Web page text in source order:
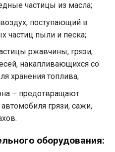
частицы из масла;
поступающий в
частиц пыли и песка;
ржавчины, грязи,
накапливающихся со
хранения топлива;
– предотвращают
грязи, сажи,
оборудования: